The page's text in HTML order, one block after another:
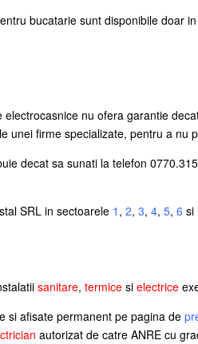
bucatarie sunt disponibile doar
nu ofera garantie
firme specializate, pentru a nu
decat sa sunati la telefon
SRL in sectoarele 1 , 2, 3, 4, 5, 6 si
sanitare, termice si electrice
si afisate permanent pe pagina de
autorizat de catre ANRE cu